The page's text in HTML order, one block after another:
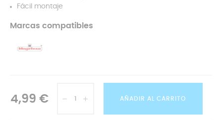
Fácil montaje
Marcas compatibles
4,99 € AÑADIR AL CARRITO